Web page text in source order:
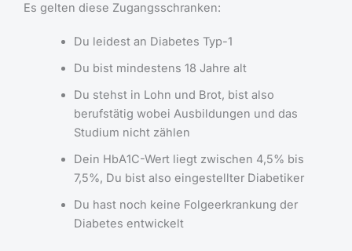
Es gelten diese Zugangsschranken:
Du leidest an Diabetes Typ-1
Du bist mindestens 18 Jahre alt
Du stehst in Lohn und Brot, bist also
berufstätig wobei Ausbildungen und das
Studium nicht zählen
Dein HbA1C-Wert liegt zwischen 4,5% bis
7,5%, Du bist also eingestellter Diabetiker
Du hast noch keine Folgeerkrankung der
Diabetes entwickelt